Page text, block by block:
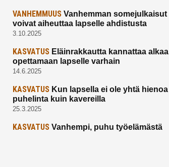
VANHEMMUUS Vanhemman somejulkaisut
voivat aiheuttaa lapselle ahdistusta
3.10.2025
KASVATUS Eläinrakkautta kannattaa alkaa
opettamaan lapselle varhain
14.6.2025
KASVATUS Kun lapsella ei ole yhtä hienoa
puhelinta kuin kavereilla
25.3.2025
KASVATUS Vanhempi, puhu työelämästä